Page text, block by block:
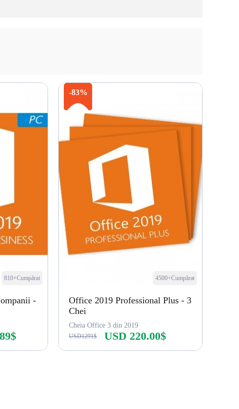
810+Cumpărat
-
-83%
4500+Cumpărat
Office 2019 Professional Plus - 3
Chei
Cheia Office 3 din 2019
USD1291$ USD 220.00$